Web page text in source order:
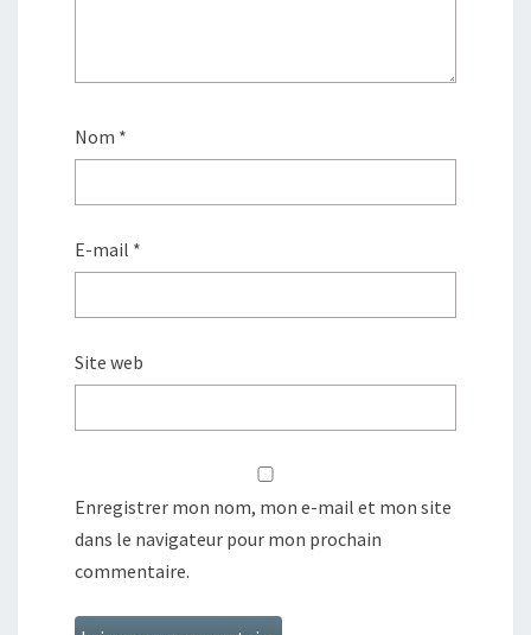
Nom *
E-mail *
Site web
Enregistrer mon nom, mon e-mail et mon site
dans le navigateur pour mon prochain
commentaire.